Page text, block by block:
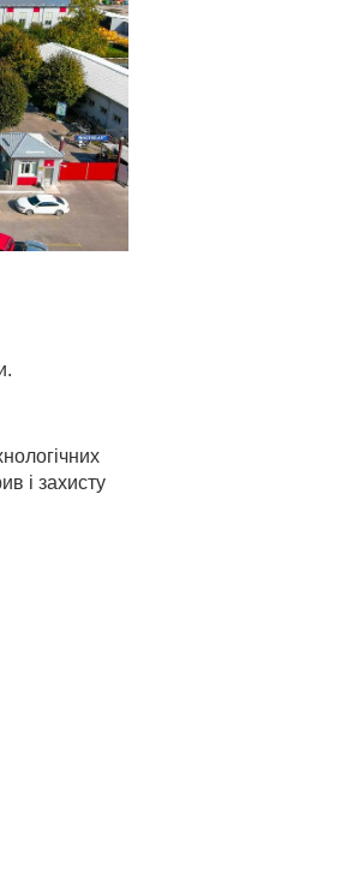
i захисту